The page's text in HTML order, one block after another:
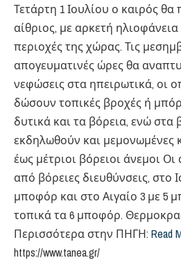
Τετάρτη 1 Ιουλίου ο καιρός θα
αίθριος, με αρκετή
περιοχές της χώρας. Τις
απογευματινές ώρες θα
νεφώσεις στα ηπειρωτικά, οι
δώσουν τοπικές βροχές ή
δυτικά και τα βόρεια, ενώ στα
εκδηλωθούν και μεμονωμένες
έως μέτριοι βόρειοι άνεμοι
από βόρειες διευθύνσεις, στο
μποφόρ και στο Αιγαίο 3 με 5
τοπικά τα 6 μποφόρ.
Περισσότερα στην ΠΗΓΗ: Read
https://www.tanea.gr/